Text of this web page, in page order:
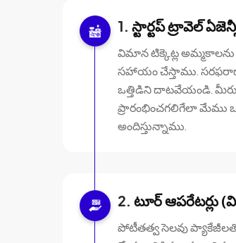
స్టార్టప్ ట్రావెల్
విమాన టిక్కెట్ల
సహాయం చేస్తాము.
ఒత్తిడిని దాటవేయండి.
ప్రారంభించగలిగేలా మేము
అందిస్తున్నాము.
టూర్ ఆపరేటర్లు
పోటీతత్వ సెలవు